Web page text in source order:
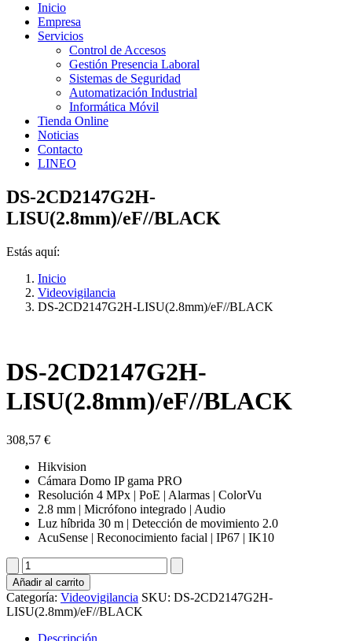
Inicio
Empresa
Servicios
Control de Accesos
Gestión Presencia Laboral
Sistemas de Seguridad
Automatización Industrial
Informática Móvil
Tienda Online
Noticias
Contacto
LINEO
DS-2CD2147G2H-
LISU(2.8mm)/eF//BLACK
Estás aquí:
Inicio
Videovigilancia
DS-2CD2147G2H-LISU(2.8mm)/eF//BLACK
DS-2CD2147G2H-
LISU(2.8mm)/eF//BLACK
308,57 €
Hikvision
Cámara Domo IP gama PRO
Resolución 4 MPx | PoE | Alarmas | ColorVu
2.8 mm | Micrófono integrado | Audio
Luz híbrida 30 m | Detección de movimiento 2.0
AcuSense | Reconocimiento facial | IP67 | IK10
DS-
2CD2147G2H-
LISU(2.8mm)/eF//BLACK
cantidad
Añadir al carrito
Categoría: Videovigilancia SKU: DS-2CD2147G2H-
LISU(2.8mm)/eF//BLACK
Descripción